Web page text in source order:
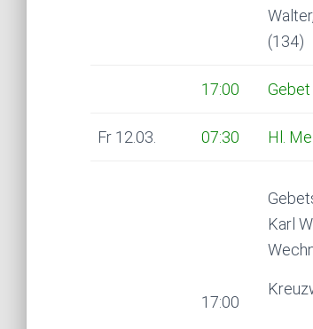
(134)
17:00 Gebet
Fr 12.03. 07:30 Hl.
17:00
Karl